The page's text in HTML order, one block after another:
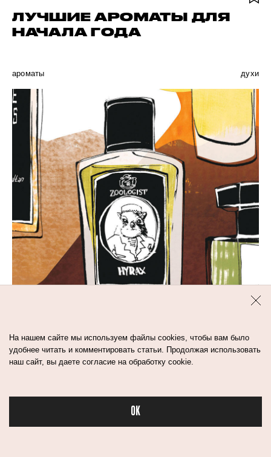
Бьюти в спорте
ЛУЧШИЕ АРОМАТЫ ДЛЯ
НАЧАЛА ГОДА
ароматы духи
УРОВЕНЬ САХАРЫ: ЧЕМ
ПАХНЕТ АФРИКА
На нашем сайте мы используем файлы cookies, чтобы вам было
удобнее читать и комментировать статьи. Продолжая использовать
наш сайт, вы даете согласие на обработку cookie.
OK